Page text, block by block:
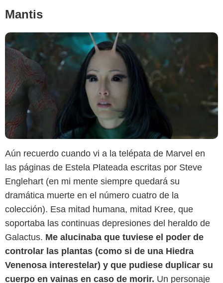
Mantis
Aún recuerdo cuando vi a la telépata de Marvel en
las páginas de Estela Plateada escritas por Steve
Englehart (en mi mente siempre quedará su
dramática muerte en el número cuatro de la
colección). Esa mitad humana, mitad Kree, que
soportaba las continuas depresiones del heraldo de
Galactus. Me alucinaba que tuviese el poder de
controlar las plantas (como si de una Hiedra
Venenosa interestelar) y que pudiese duplicar su
cuerpo en vainas en caso de morir. Un personaje